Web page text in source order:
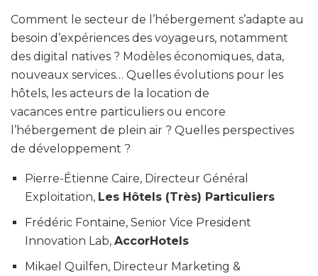
Comment le secteur de l’hébergement s’adapte au
besoin d’expériences des voyageurs, notamment
des digital natives ? Modèles économiques, data,
nouveaux services… Quelles évolutions pour les
hôtels, les acteurs de la location de
vacances entre particuliers ou encore
l’hébergement de plein air ? Quelles perspectives
de développement ?
Pierre-Étienne Caire, Directeur Général
Exploitation, Les Hôtels (Très) Particuliers
Frédéric Fontaine, Senior Vice President
Innovation Lab, AccorHotels
Mikael Quilfen, Directeur Marketing &